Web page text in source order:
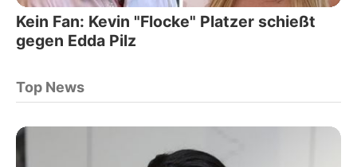
Kein Fan: Kevin "Flocke" Platzer schießt
gegen Edda Pilz
Top News